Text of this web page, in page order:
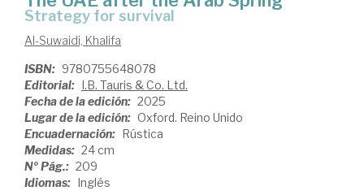
strategy for survival
Al-Suwaidi, Khalifa
ISBN: 9780755648078
Editorial: I.B. Tauris & Co. Ltd.
Fecha de la edición: 2025
Lugar de la edición: Oxford. Reino Unido
Encuadernación: Rústica
Medidas: 24 cm
Nº Pág.: 209
Idiomas: Inglés